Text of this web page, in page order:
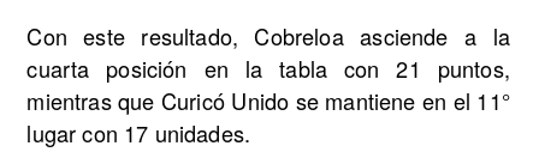
Con este resultado, Cobreloa asciende a la
cuarta posición en la tabla con 21 puntos,
mientras que Curicó Unido se mantiene en el 11°
lugar con 17 unidades.